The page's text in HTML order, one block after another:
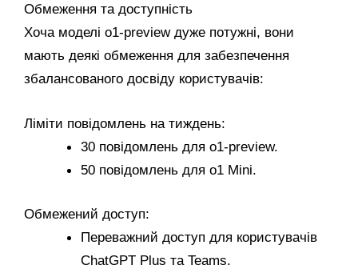
Обмеження та доступність
Хоча моделі o1-preview дуже потужні, вони
мають деякі обмеження для забезпечення
збалансованого досвіду користувачів:
Ліміти повідомлень на тиждень:
30 повідомлень для o1-preview.
50 повідомлень для o1 Mini.
Обмежений доступ:
Переважний доступ для користувачів
ChatGPT Plus та Teams.